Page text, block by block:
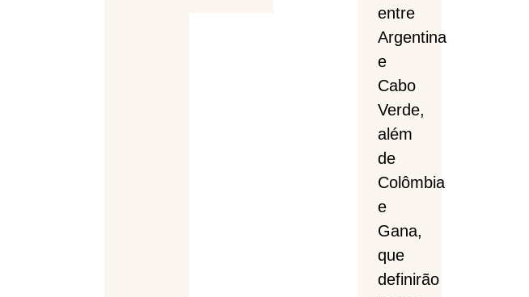
entre
Argentina
e
Cabo
Verde,
além
de
Colômbia
e
Gana,
que
definirão